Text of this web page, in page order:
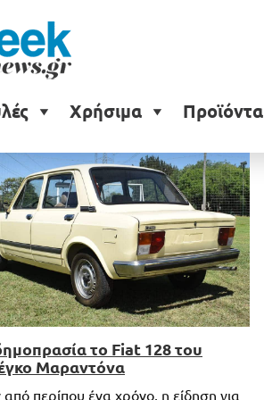
Χρήσιμα Προϊόντα
το Fiat 128 του
Μαραντόνα
από περίπου ένα χρόνο, η είδηση για